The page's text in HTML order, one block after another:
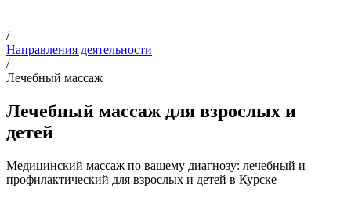
/
Направления деятельности
/
Лечебный массаж
Лечебный массаж для взрослых и
детей
Медицинский массаж по вашему диагнозу: лечебный и
профилактический для взрослых и детей в Курске